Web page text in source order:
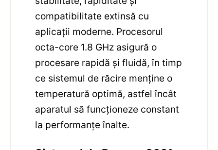
compatibilitate extinsă cu
aplicații moderne. Procesorul
octa-core 1.8 GHz asigură o
procesare rapidă și fluidă, în timp
ce sistemul de răcire menține o
temperatură optimă, astfel încât
aparatul să funcționeze constant
la performanțe înalte.